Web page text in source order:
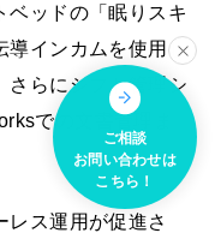
ベッドの「眠りスキ
導インカムを使用し
さらにシフト管理シ
での文書管理ま
レス運用が促進さ
ご相談
お問い合わせは
こちら！